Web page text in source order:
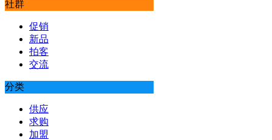
社群
促销
新品
拍客
交流
分类
供应
求购
加盟